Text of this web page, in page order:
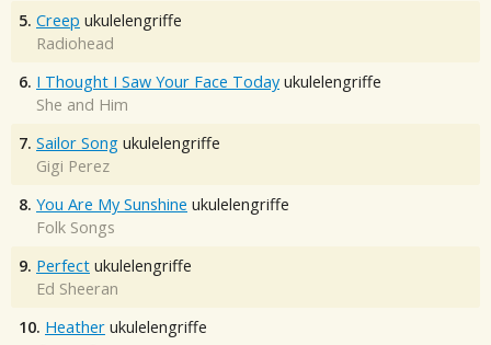
5. Creep ukulelengriffe
Radiohead
6. I Thought I Saw Your Face Today ukulelengriffe
She and Him
7. Sailor Song ukulelengriffe
Gigi Perez
8. You Are My Sunshine ukulelengriffe
Folk Songs
9. Perfect ukulelengriffe
Ed Sheeran
10. Heather ukulelengriffe